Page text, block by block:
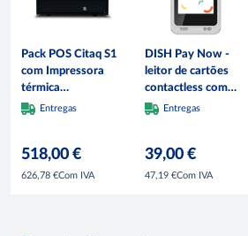
Pack POS Citaq S1
com Impressora
térmica
incorporada e
Entregas
518,00 €
626,78 €Com IVA
DISH Pay Now -
leitor de cartões
contactless com
base de
branco
Entregas
39,00 €
47,19 €Com IVA